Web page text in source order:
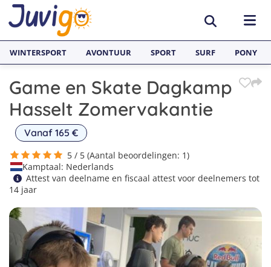
BESTEMMINGEN
België
Duitsland
Zweden
Portugal
Frankrijk
Italië
SURFKAMPEN
Surfkampen België
Surfkampen Frankrijk
Surfkampen Spanje
Surfkampen Portugal
Surfkampen Nederland
TAALVAKANTIES
Alle Juvigo Taalreizen
Taalvakanties Engels
Taalvakanties Spaans
GROEPSREIZEN
Jongvolwassenen
Volwassenen
WINTERSPORT AVONTUUR SPORT SURF PONY
Game en Skate Dagkamp
Hasselt Zomervakantie
Vanaf 165 €
5 / 5 (Aantal beoordelingen: 1)
Kamptaal: Nederlands
Attest van deelname en fiscaal attest voor deelnemers tot
14 jaar